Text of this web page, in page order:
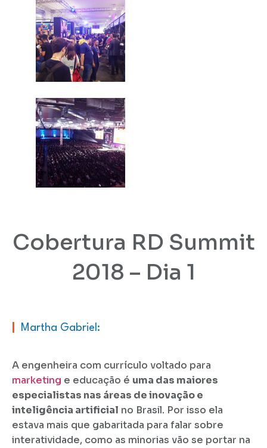
Cobertura RD Summit
2018 – Dia 1
Martha Gabriel:
A engenheira com currículo voltado para
marketing e educação é uma das maiores
especialistas nas áreas de inovação e
inteligência artificial no Brasil. Por isso ela
estava mais que gabaritada para falar sobre
interatividade, como as minorias vão se portar na